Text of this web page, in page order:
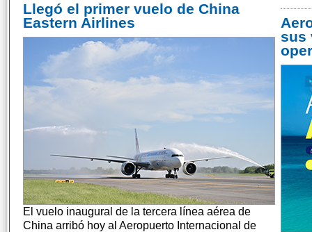
Llegó el primer vuelo de China
Eastern Airlines
El vuelo inaugural de la tercera línea aérea de
China arribó hoy al Aeropuerto Internacional de
sus